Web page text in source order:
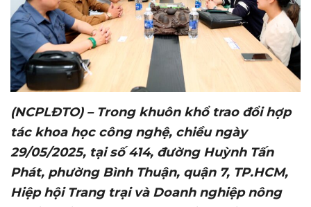
(NCPLĐTO) – Trong khuôn khổ trao đổi hợp
tác khoa học công nghệ, chiều ngày
29/05/2025, tạisố 414, đường Huỳnh Tấn
Phát, phường Bình Thuận, quận 7, TP.HCM,
Hiệp hội Trang trại và Doanh nghiệp nông